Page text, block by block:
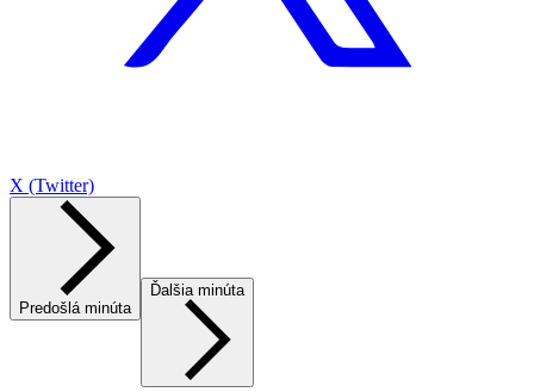
X (Twitter)
Predošlá minúta
Ďalšia minúta